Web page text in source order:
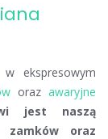
ekspresowym
orazawaryjne
jest naszą
zamków oraz